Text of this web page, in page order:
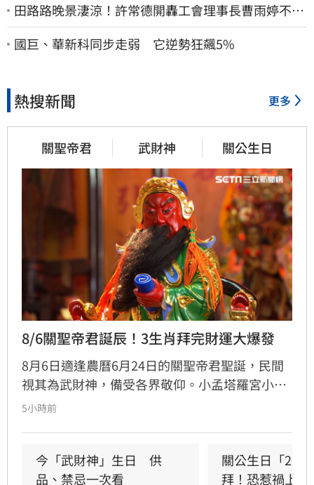
田路路晚景淒涼！許常德開轟工會理事長曹雨婷不忍
了：別只包紅包慰問
國巨、華新科同步走弱 它逆勢狂飆5%
熱搜新聞 更多
關聖帝君 武財神 關公生日
8/6關聖帝君誕辰！3生肖拜完財運大爆發
8月6日適逢農曆6月24日的關聖帝君聖誕，民間
視其為武財神，備受各界敬仰。小孟塔羅宮小立
指出，關聖帝君誕辰當日誠心祭拜，有望獲得神
產；生肖狗偏財運強，有望獲意外之財。專家強
調，無論生肖為何，只要虔誠備妥供品祭祀，皆
5小時前
今「武財神」生日　供
品、禁忌一次看
關公生日「2類
拜！恐惹禍上身